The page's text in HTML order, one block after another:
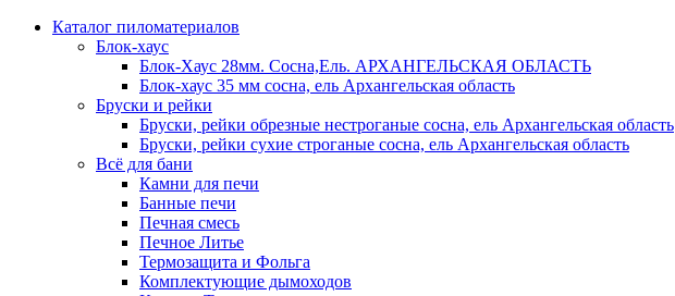
Каталог пиломатериалов
Блок-хаус
Блок-Хаус 28мм. Сосна,Ель. АРХАНГЕЛЬСКАЯ ОБЛАСТЬ
Блок-хаус 35 мм сосна, ель Архангельская область
Бруски и рейки
Бруски, рейки обрезные нестроганые сосна, ель Архангельская область
Бруски, рейки сухие строганые сосна, ель Архангельская область
Всё для бани
Камни для печи
Банные печи
Печная смесь
Печное Литье
Термозащита и Фольга
Комплектующие дымоходов